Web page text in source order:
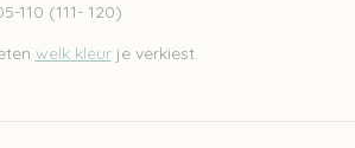
110 (111- 120)
welk kleurje verkiest.